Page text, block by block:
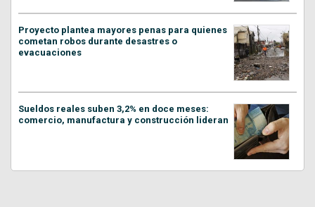
Proyecto plantea mayores penas para quienes
cometan robos durante desastres o
evacuaciones
Sueldos reales suben 3,2% en doce meses:
comercio, manufactura y construcción lideran